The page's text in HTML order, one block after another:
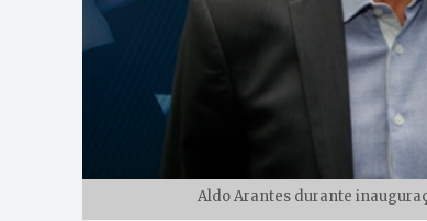
Aldo Arantes durante